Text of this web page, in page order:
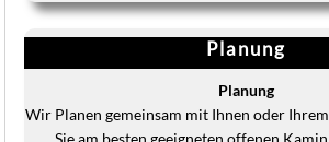
Planung
Planung
Wir Planen gemeinsam mit Ihnen oder
Sie am besten geeigneten offenen